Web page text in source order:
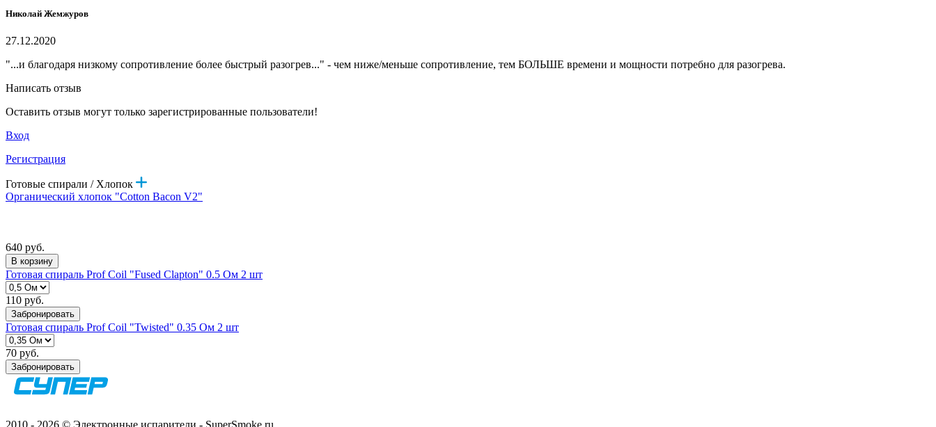
Николай Жемжуров
27.12.2020
"...и благодаря низкому сопротивление более быстрый разогрев..." - чем ниже/меньше сопротивление, тем БОЛЬШЕ времени и мощности потребно для разогрева.
Написать отзыв
Оставить отзыв могут только зарегистрированные пользователи!
Вход
Регистрация
Готовые спирали / Хлопок
Органический хлопок "Cotton Bacon V2"
640 руб.
В корзину
Готовая спираль Prof Coil "Fused Сlapton" 0.5 Ом 2 шт
110 руб.
Забронировать
Готовая спираль Prof Coil "Twisted" 0.35 Ом 2 шт
70 руб.
Забронировать